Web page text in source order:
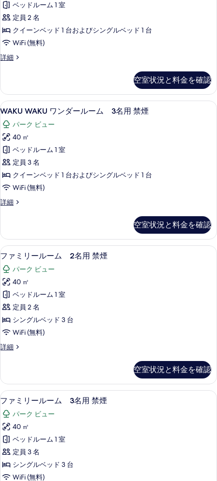
真
を
表
示
す
細
ダ
ー
ル
ー
ム
用
禁
煙
の
す
べ
て
の
写
表
示
す
る
ベッドルーム 1 室
定員 2 名
クイーンベッド 1 台およびシングルベッド 1 台
WiFi (無料)
詳細
WAKU
ダ
ー
ル
ー
ム
2
名
用
禁
煙
の
詳
細
空室状況と料金を確認
WAKU
WAKU
ワ
ン
ダ
ー
ル
ー
ム
用
禁
煙
の
す
べ
て
の
写
表
示
す
る
セーフティボックス (室内)、遮光カ
7
WAKU WAKU ワンダールーム 3名用 禁煙
パーク ビュー
40 ㎡
ベッドルーム 1 室
定員 3 名
クイーンベッド 1 台およびシングルベッド 1 台
WiFi (無料)
詳細
WAKU
ダ
ー
ル
ー
ム
3
名
用
禁
煙
の
詳
細
空室状況と料金を確認
フ
ァ
ミ
リ
ー
ル
ー
2
用
禁
煙
の
す
べ
て
の
写
セーフティボックス (室内)、遮光カ
5
ファミリールーム 2名用 禁煙
パーク ビュー
40 ㎡
ベッドルーム 1 室
定員 2 名
シングルベッド 3 台
WiFi (無料)
詳細
フ
ー
ル
ー
ム
2
名
用
禁
煙
の
詳
細
空室状況と料金を確認
フ
ァ
ミ
リ
ー
ル
ー
セーフティボックス (室内)、遮光カ
5
ファミリールーム 3名用 禁煙
パーク ビュー
40 ㎡
ベッドルーム 1 室
定員 3 名
シングルベッド 3 台
WiFi (無料)